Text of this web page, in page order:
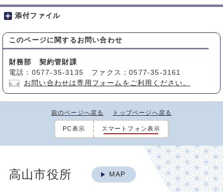
添付ファイル
このページに関する お問い合わせ
財務部 契約管財課
電話：0577-35-3135 ファクス：0577-35-3161
お問い合わせは専用フォームをご利用ください。
前のページへ戻る トップページへ戻る
PC表示 スマートフォン表示
高山市役所 MAP